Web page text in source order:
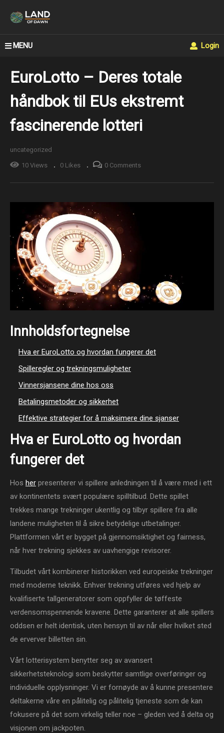
MENU Login
EuroLotto – Deres totale
håndbok til EUs ekstremt
fascinerende lotteri
uncategorized
10 Views 0 Likes 0 Comments
Innholdsfortegnelse
Hva er EuroLotto og hvordan fungerer det
Spilleregler og trekningsmuligheter
Vinnersjansene dine hos oss
Betalingsmetoder og sikkerhet
Effektive strategier for å maksimere dine sjanser
Hva er EuroLotto og hvordan
fungerer det
Hos her presenterer vi spillere anledningen til å være med i ett
av kontinentets svært populære spilltilbud. Dette spillet
trekkes mange trekninger ukentlig og tilbyr spillere fra alle
landene muligheten til å sikre betydelige utbetalinger.
Plattformen vårt er bygget på gjennomsiktighet og fairness,
når hver trekning sjekkes av uavhengige revisorer.
Tilbudet vårt kombinerer historikken ved europeiske trekninger
med moderne teknikk. Enhver trekning utføres ved hjelp av
kvalifiserte tallgeneratorer som oppfyller de tøffeste
verdensomspennende kravene. Dette garanterer at alle spillers
oddsen er helt identisk, uten hensyn til av når eller hvilket sted
de erverver billetten sin.
Vårt lotterisystem benytter seg av avansert
sikkerhetsteknologi som beskytter samtlige overføringer og
individuelle opplysninger. Vi er fornøyde av å kunne presentere
deltakerne våre en pålitelig og pålitelig tjeneste som de kan
fokusere på det som virkelig teller noe – gleden ved å delta og
visjonen om jackpoten.